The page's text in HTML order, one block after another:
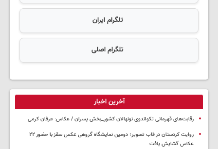
تلگرام ایران
تلگرام اصلی
آخرین اخبار
رقابت‌های قهرمانی تکواندوی نونهالان کشور_بخش پسران / عکاس: عرفان کرمی
روایت کردستان در قاب تصویر؛ دومین نمایشگاه گروهی عکس سقز با حضور ۲۲
عکاس گشایش یافت